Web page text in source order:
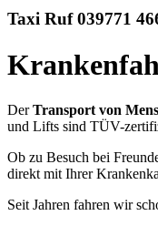
Taxi Ruf 039771
DerTransport von
und Lifts sind TÜV-
Ob zu Besuch bei
direkt mit Ihrer
Seit Jahren fahren wir